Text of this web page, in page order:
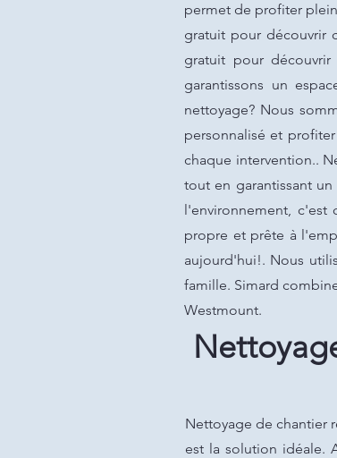
permet de profiter
gratuit pour découvrir
gratuit pour
garantissons un
nettoyage? Nous
personnalisé et
chaque intervention..
tout en garantissant
l'environnement, c'est
propre et prête à
aujourd'hui!. Nous
famille. Simard
Westmount.
Nettoyage de chantier
est la solution idéale.